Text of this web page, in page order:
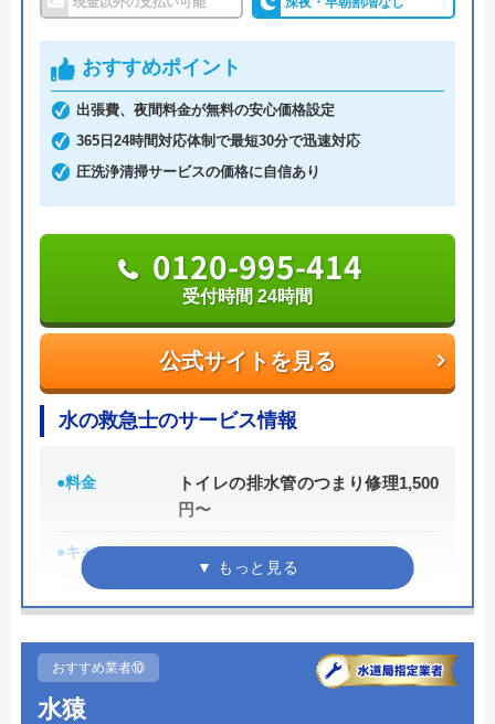
系列電器店や大手家電量販店では難しい「お手頃価
格」を提供し、設置・交換も技術力の高いスタッフ
が対応してくれるなど高品質なサービスを受けられ
るのが大きな特徴です。
公式サイトを見る
0120-54-8419
アトム電器チェーンの基本情報
運営会社 株式会社アトムチェーン本部
代表者 井坂博史
1989年11月設立
所在地
〒583-0871
対応エリア
関東、東北、信越、北陸、中部、関
西、中国、四国、九州各都道府県
おすすめポイント
出張費、夜間料金が無料の安心価格設定
365日24時間対応体制で最短30分で迅速対応
圧洗浄清掃サービスの価格に自信あり
公式サイトを見る
0120-995-414
受付時間 24時間
水の救急士のサービス情報
●料金
トイレの排水管のつまり修理1,500
円〜
●キャンペーン ―
●駆けつけ時間 最短30分
●受付時間 24時間
●定休日
おすすめ業者⑩
水猿